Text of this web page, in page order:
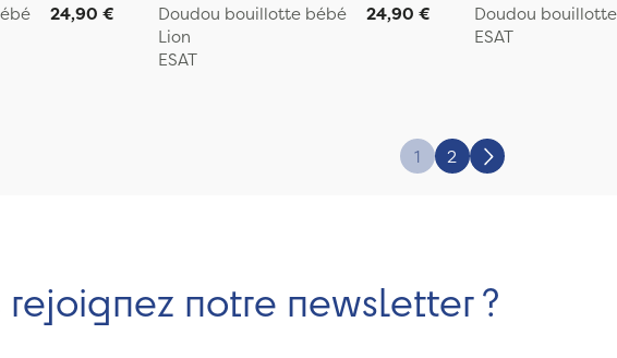
24,90 €
Doudou bouillotte bébé
Lion
ESAT
24,90 €
Doudou
ESAT
1 2 Suivant
rejoignez notre newsletter ?